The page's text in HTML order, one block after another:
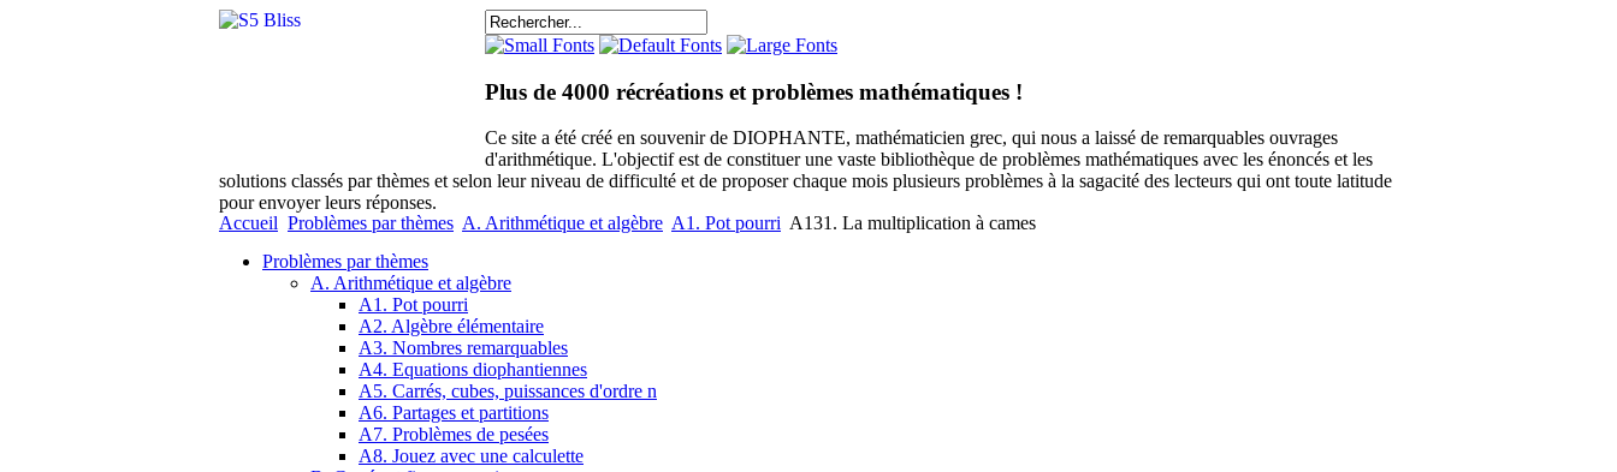
Plus de 4000 récréations et problèmes mathématiques !
Ce site a été créé en souvenir de DIOPHANTE, mathématicien grec, qui nous a laissé de remarquables ouvrages
d'arithmétique. L'objectif est de constituer une vaste bibliothèque de problèmes mathématiques avec les énoncés et les
solutions classés par thèmes et selon leur niveau de difficulté et de proposer chaque mois plusieurs problèmes à la sagacité des lecteurs qui ont toute latitude
pour envoyer leurs réponses.
Accueil Problèmes par thèmes A. Arithmétique et algèbre A1. Pot pourri A131. La multiplication à cames
Problèmes par thèmes
A. Arithmétique et algèbre
A1. Pot pourri
A2. Algèbre élémentaire
A3. Nombres remarquables
A4. Equations diophantiennes
A5. Carrés, cubes, puissances d'ordre n
A6. Partages et partitions
A7. Problèmes de pesées
A8. Jouez avec une calculette